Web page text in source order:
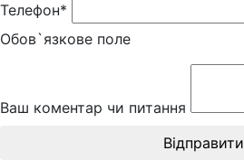
Телефон*
Обов`язкове поле
Ваш коментар чи питання
Відправити